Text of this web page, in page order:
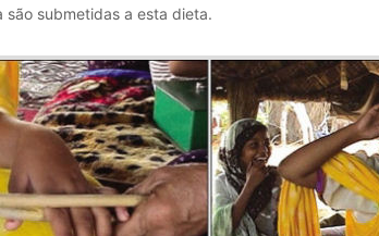
são submetidas a esta dieta.